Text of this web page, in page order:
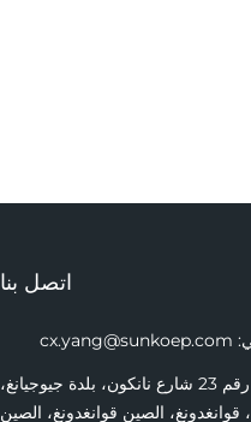
اتصل بنا
cx.yang@sunkoep.com
العنوان: رقم 23 شارع نانكون، بلدة جيوجيانغ،
قوانغدونغ، الصين قوانغدونغ، الصين